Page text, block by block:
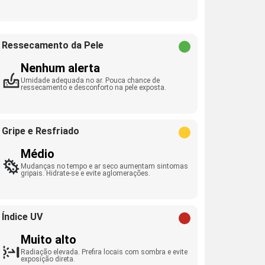
Ressecamento da Pele
Nenhum alerta
Umidade adequada no ar. Pouca chance de
ressecamento e desconforto na pele exposta.
Gripe e Resfriado
Médio
Mudanças no tempo e ar seco aumentam sintomas
gripais. Hidrate-se e evite aglomerações.
Índice UV
Muito alto
Radiação elevada. Prefira locais com sombra e evite
exposição direta.